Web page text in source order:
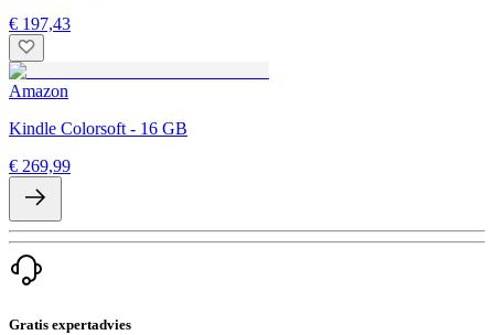
€ 197,43
Amazon
Kindle Colorsoft - 16 GB
€ 269,99
Gratis expertadvies